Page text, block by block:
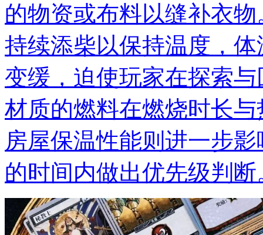
的物资或布料以缝补衣
持续添柴以保持温度，
变缓，迫使玩家在探索
材质的燃料在燃烧时长
房屋保温性能则进一步
的时间内做出优先级判断